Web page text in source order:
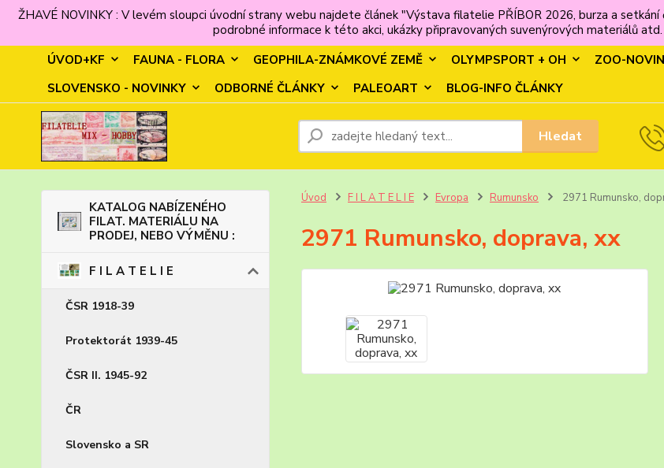
ŽHAVÉ NOVINKY : V levém sloupci úvodní strany webu najdete článek "Výstava filatelie PŘÍBOR 2026, burza a
podrobné informace k této akci, ukázky připravovaných suvenýrových materiálů
ÚVOD+KF
FAUNA - FLORA GEOPHILA-ZNÁMKOVÉ ZEMĚ OLYMPSPORT + OH
ZOO-
SLOVENSKO - NOVINKY
ODBORNÉ ČLÁNKY PALEOART BLOG-INFO ČLÁNKY
Hledat
KATALOG NABÍZENÉHO
FILAT. MATERIÁLU NA
PRODEJ, NEBO VÝMĚNU :
F I L A T E L I E
ČSR 1918-39
Protektorát 1939-45
ČSR II. 1945-92
ČR
Slovensko a SR
Úvod F I L A T E L I E Evropa Rumunsko 2971 Rumunsko,
2971 Rumunsko, doprava, xx